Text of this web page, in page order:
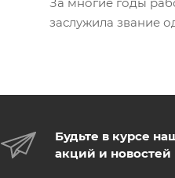
заслужила звание
Будьте в курсе
акций и новостей